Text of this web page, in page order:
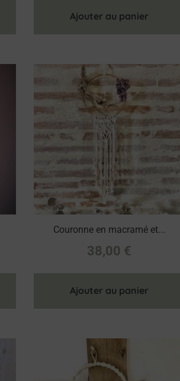
Ajouter au panier
Couronne en macramé et...
38,00 €
Ajouter au panier